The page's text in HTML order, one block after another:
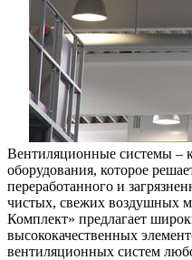
Вентиляционные системы –
оборудования, которое
переработанного и
чистых, свежих воздушных
Комплект» предлагает
высококачественных
вентиляционных систем